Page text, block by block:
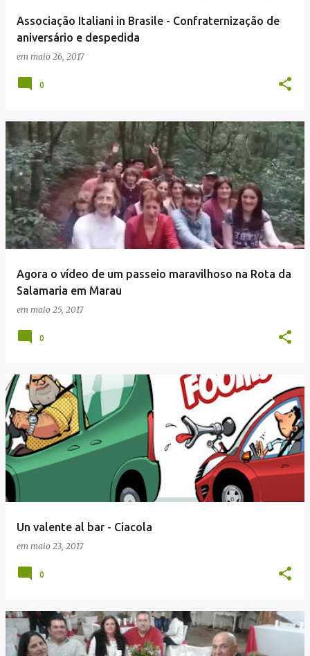
Associação Italiani in Brasile - Confraternização de
aniversário e despedida
em maio 26, 2017
0
Agora o vídeo de um passeio maravilhoso na Rota da
Salamaria em Marau
em maio 25, 2017
0
Un valente al bar - Ciacola
em maio 23, 2017
0